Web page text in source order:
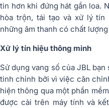
tin hơn khi đứng hát gần loa.
hòa trộn, tái tạo và xử lý tín
những âm thanh có chất
Xử lý tín hiệu thông minh
Sử dụng vang số của JBL
tinh chỉnh bởi vì việc căn
hiện thông qua một phần
được cài trên máy tính và